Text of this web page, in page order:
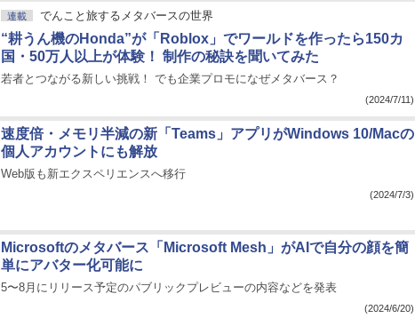
連載 でんこと旅するメタバースの世界
“耕うん機のHonda”が「Roblox」でワールドを作ったら150カ
国・50万人以上が体験！ 制作の秘訣を聞いてみた
若者とつながる新しい挑戦！ でも企業プロモになぜメタバース？
(2024/7/11)
速度倍・メモリ半減の新「Teams」アプリがWindows 10/Macの
個人アカウントにも解放
Web版も新エクスペリエンスへ移行
(2024/7/3)
Microsoftのメタバース「Microsoft Mesh」がAIで自分の顔を簡
単にアバター化可能に
5〜8月にリリース予定のパブリックプレビューの内容などを発表
(2024/6/20)